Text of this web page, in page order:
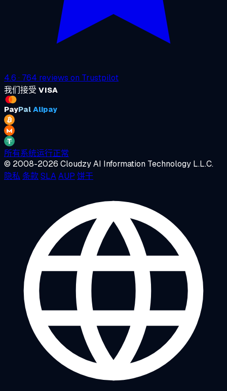
4.6 · 764 reviews on Trustpilot
我们接受 VISA
PayPal Alipay
所有系统运行正常
© 2008-2026 Cloudzy AI Information Technology L.L.C.
隐私 条款SLAAUP 饼干